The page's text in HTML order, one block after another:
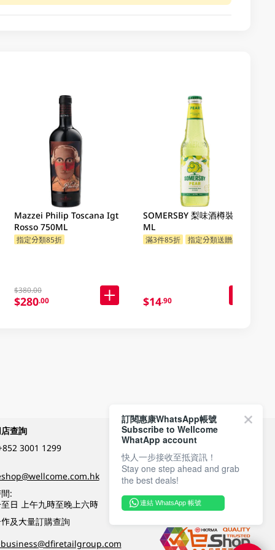
Mazzei Philip Toscana Igt
Rosso 750ML
指定分類85折
$380.00
$280.00
SOMERSBY 梨味酒樽裝 330
ML
滿3件85折 指定分類送贈品
$14.90
查詢
3001 1299
:
日 上午九時至晚上六時
及大量訂購查詢
付款方式
關注我們
訂閱惠康WhatsApp帳號
Subscribe to Wellcome
WhatApp account
快人一步接收至抵資訊！
Stay one step ahead and grab
the best deals!
連結 WhatsApp 帳號